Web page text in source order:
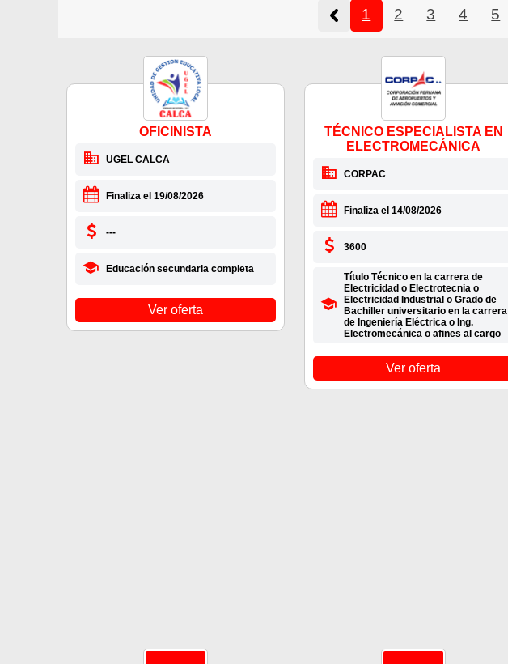
1 2 3 4 5
OFICINISTA
UGEL CALCA
Finaliza el 19/08/2026
---
Educación secundaria completa
Ver oferta
TÉCNICO ESPECIALISTA EN
ELECTROMECÁNICA
CORPAC
Finaliza el 14/08/2026
3600
Título Técnico en la carrera de
Electricidad o Electrotecnia o
Electricidad Industrial o Grado de
Bachiller universitario en la carrera
de Ingeniería Eléctrica o Ing.
Electromecánica o afines al cargo
Ver oferta